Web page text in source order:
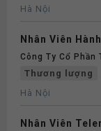
Hà Nội
Nhân Viên
Công Ty Cổ Phần
Thương lượng
Hà Nội
Nhân Viên